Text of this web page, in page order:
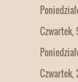
Czwartek,
Czwartek,